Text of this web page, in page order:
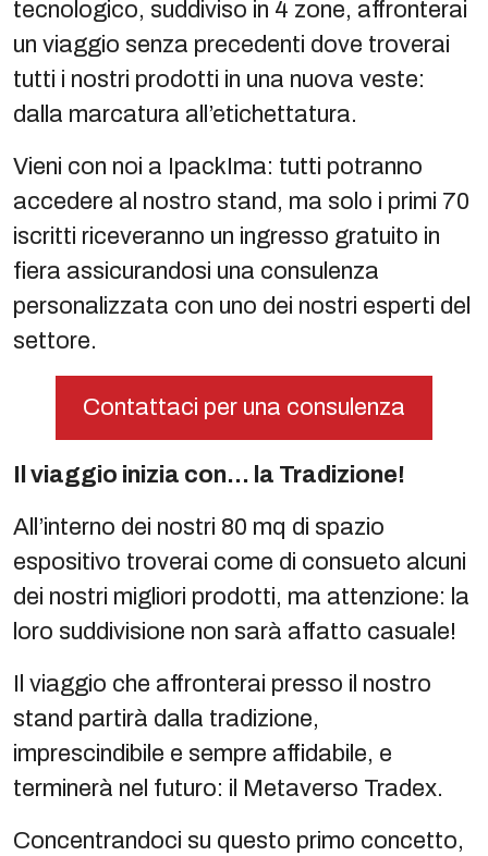
tecnologico, suddiviso in 4 zone, affronterai
un viaggio senza precedenti dove troverai
tutti i nostri prodotti in una nuova veste:
dalla marcatura all’etichettatura.
Vieni con noi a IpackIma: tutti potranno
accedere al nostro stand, ma solo i primi 70
iscritti riceveranno un ingresso gratuito in
fiera assicurandosi una consulenza
personalizzata con uno dei nostri esperti del
settore.
Contattaci per una consulenza
Il viaggio inizia con… la Tradizione!
All’interno dei nostri 80 mq di spazio
espositivo troverai come di consueto alcuni
dei nostri migliori prodotti, ma attenzione: la
loro suddivisione non sarà affatto casuale!
Il viaggio che affronterai presso il nostro
stand partirà dalla tradizione,
imprescindibile e sempre affidabile, e
terminerà nel futuro: il Metaverso Tradex.
Concentrandoci su questo primo concetto,